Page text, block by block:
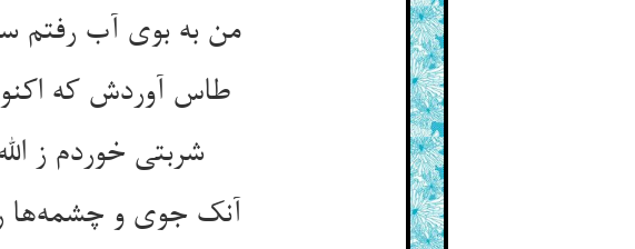
من به بوی آب رفتم
طاس آوردش که
شربتی خوردم ز
آنک جوی و چشمه‌ها